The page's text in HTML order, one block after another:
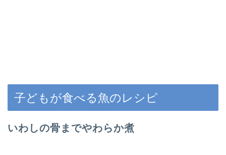
子どもが食べる魚のレシピ
いわしの骨までやわらか煮